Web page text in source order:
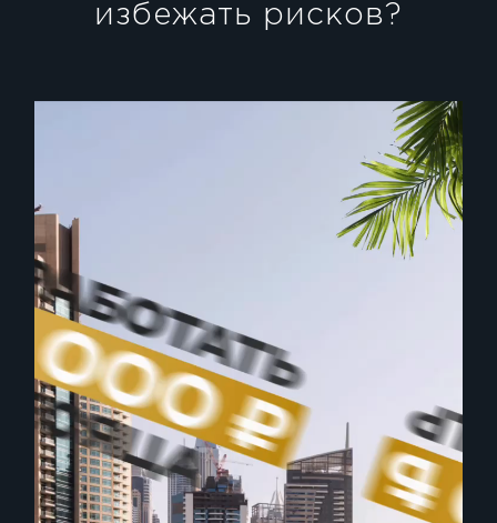
избежать рисков?